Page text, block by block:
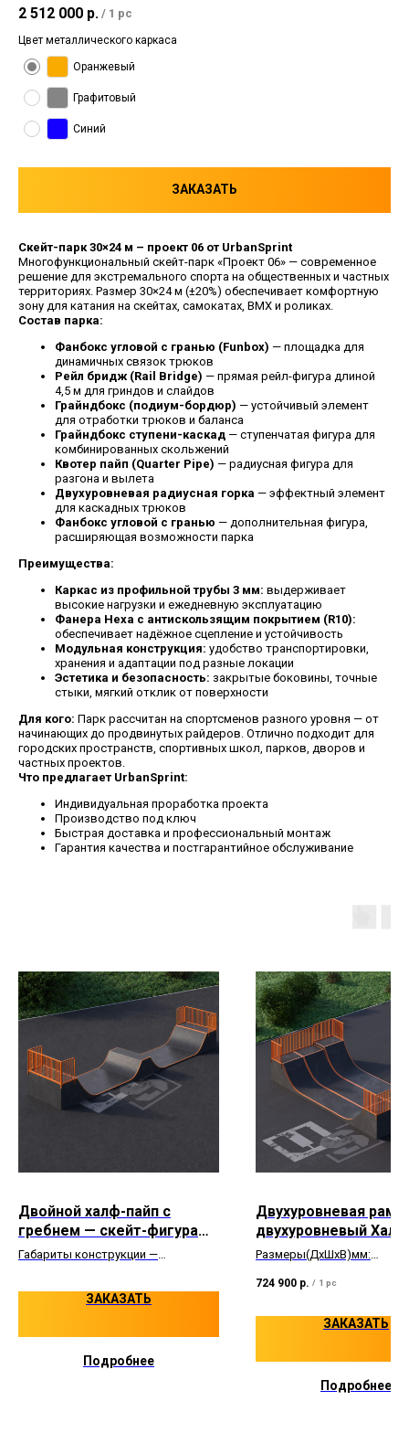
2 512 000 р. / 1 pc
Цвет металлического каркаса
Оранжевый
Графитовый
Синий
ЗАКАЗАТЬ
Скейт-парк 30×24 м – проект 06 от UrbanSprint
Многофункциональный скейт-парк «Проект 06» — современное
решение для экстремального спорта на общественных и частных
территориях. Размер 30×24 м (±20%) обеспечивает комфортную
зону для катания на скейтах, самокатах, BMX и роликах.
Состав парка:
Фанбокс угловой с гранью (Funbox) — площадка для
динамичных связок трюков
Рейл бридж (Rail Bridge) — прямая рейл-фигура длиной
4,5 м для гриндов и слайдов
Грайндбокс (подиум-бордюр) — устойчивый элемент
для отработки трюков и баланса
Грайндбокс ступени-каскад — ступенчатая фигура для
комбинированных скольжений
Квотер пайп (Quarter Pipe) — радиусная фигура для
разгона и вылета
Двухуровневая радиусная горка — эффектный элемент
для каскадных трюков
Фанбокс угловой с гранью — дополнительная фигура,
расширяющая возможности парка
Преимущества:
Каркас из профильной трубы 3 мм: выдерживает
высокие нагрузки и ежедневную эксплуатацию
Фанера Hexa с антискользящим покрытием (R10):
обеспечивает надёжное сцепление и устойчивость
Модульная конструкция: удобство транспортировки,
хранения и адаптации под разные локации
Эстетика и безопасность: закрытые боковины, точные
стыки, мягкий отклик от поверхности
Для кого: Парк рассчитан на спортсменов разного уровня — от
начинающих до продвинутых райдеров. Отлично подходит для
городских пространств, спортивных школ, парков, дворов и
частных проектов.
Что предлагает UrbanSprint:
Индивидуальная проработка проекта
Производство под ключ
Быстрая доставка и профессиональный монтаж
Гарантия качества и постгарантийное обслуживание
Двойной халф-пайп с
гребнем — скейт-фигура
для экстремального
Габариты конструкции —
организовать протяжённую линию
ЗАКАЗАТЬ
Подробнее
Двухуровневая
двухуровневый
(half-paip)
Размеры(ДхШхВ)мм:
724 900 р. / 1 pc
ЗАКАЗАТЬ
Подробнее